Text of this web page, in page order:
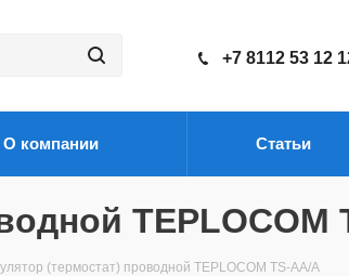
+7 8112 53 12
О компании Статьи
TEPLOCOM
(термостат) проводной TEPLOCOM TS-AA/A